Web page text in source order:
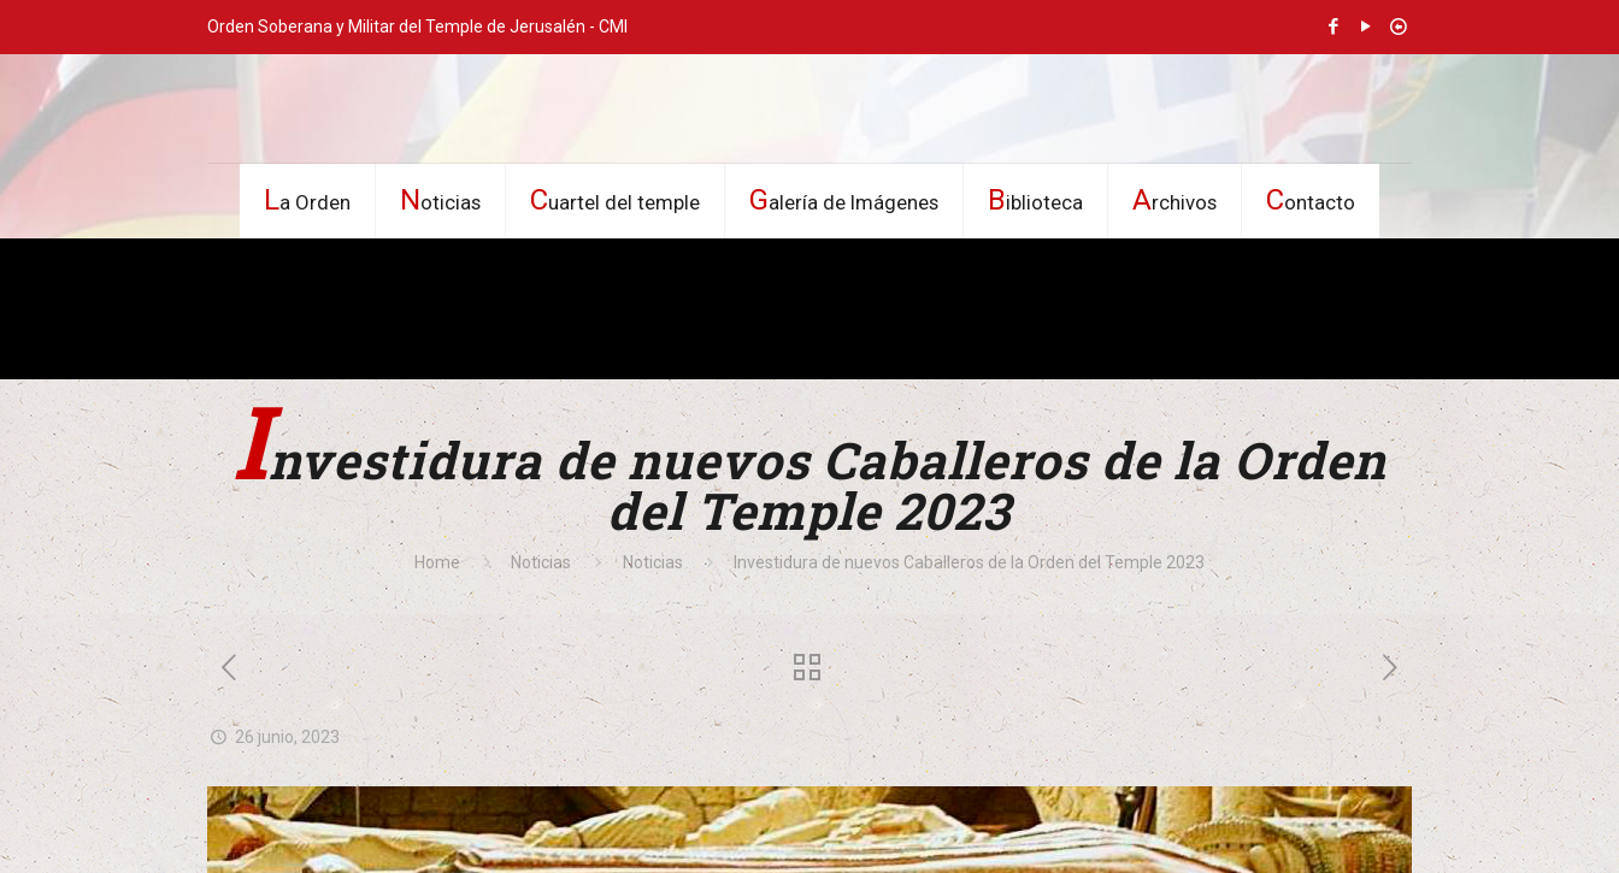
Orden Soberana y Militar del Temple de Jerusalén - CMI
La Orden Noticias Cuartel del temple Galería de Imágenes Biblioteca Archivos Contacto
Investidura de nuevos Caballeros de la Orden
del Temple 2023
Home Noticias Noticias Investidura de nuevos Caballeros de la Orden del Temple 2023
26 junio, 2023